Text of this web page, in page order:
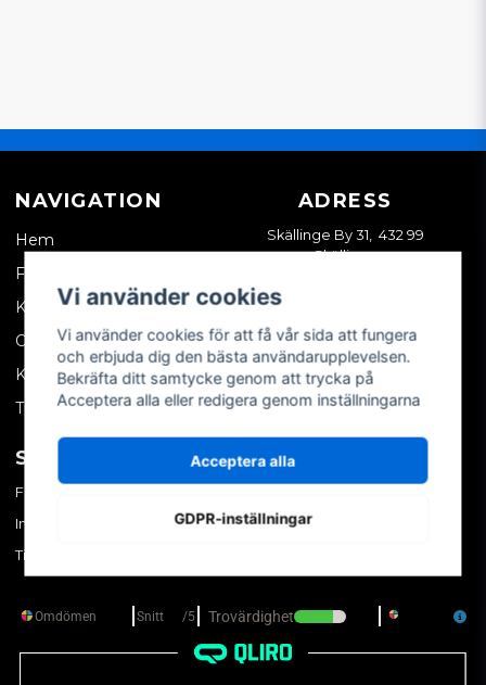
NAVIGATION
Hem
Företagskund
Kontakta oss
Om oss
Köpvillkor
Tips & trix
ADRESS
Skällinge By 31, 432 99
Skällinge
SOCIALA MEDIER
Facebook
Instagram
TikTok
MITT KONTO
Skapa konto
Vi använder cookies
Vi använder cookies för att få vår sida att fungera
och erbjuda dig den bästa användarupplevelsen.
Bekräfta ditt samtycke genom att trycka på
Acceptera alla eller redigera genom inställningarna
Acceptera alla
GDPR-inställningar